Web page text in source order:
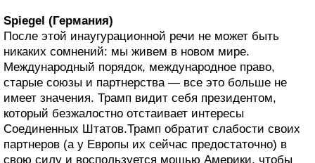
Spiegel (Германия)
После этой инаугурационной речи не может быть
никаких сомнений: мы живем в новом мире.
Международный порядок, международное право,
старые союзы и партнерства — все это больше не
имеет значения. Трамп видит себя президентом,
который безжалостно отстаивает интересы
Соединенных Штатов.Трамп обратит слабости своих
партнеров (а у Европы их сейчас предостаточно) в
свою силу и воспользуется мощью Америки, чтобы